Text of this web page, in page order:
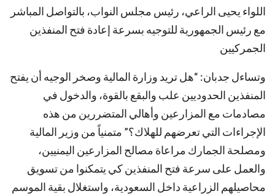
اللواء يحيى الراعي، رئيس مجلس النواب، بالتواصل المباشر
مع رئيس الجمهورية للتوجيه بسرعة إعادة فتح المنفذين
الجمركيين
وتساءل جدبان: “هل تريد وزارة المالية وصخر الوجيه أن يفتح
المنفذين الحدوديين علب والبقع بالقوة، والدخول في
مصادمات مع المزارعين وأهالي المتضررين من هذه
الإجراءات التي تعرضهم للهلاك؟” متمنياً من وزير المالية
ومصلحة الجمارك مراعاة مصالح المزارعين اليمنيين،
والعمل على سرعة فتح المنفذين كي يتمكنوا من تسويق
محاصيلهم الزراعية داخل السعودية، واستغلال بقية الموسم